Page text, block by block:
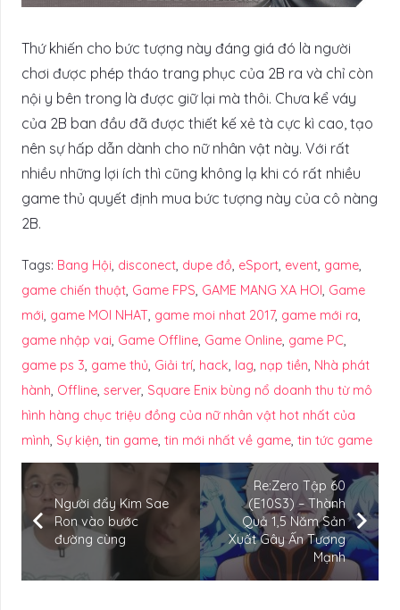
Thứ khiến cho bức tượng này đáng giá đó là người
chơi được phép tháo trang phục của 2B ra và chỉ còn
nội y bên trong là được giữ lại mà thôi. Chưa kể váy
của 2B ban đầu đã được thiết kế xẻ tà cực kì cao, tạo
nên sự hấp dẫn dành cho nữ nhân vật này. Với rất
nhiều những lợi ích thì cũng không lạ khi có rất nhiều
game thủ quyết định mua bức tượng này của cô nàng
2B.
Tags: Bang Hội, disconect, dupe đồ, eSport, event, game,
game chiến thuật, Game FPS, GAME MANG XA HOI, Game
mới, game MOI NHAT, game moi nhat 2017, game mới ra,
game nhập vai, Game Offline, Game Online, game PC,
game ps 3, game thủ, Giải trí, hack, lag, nạp tiền, Nhà phát
hành, Offline, server, Square Enix bùng nổ doanh thu từ mô
hình hàng chục triệu đồng của nữ nhân vật hot nhất của
mình, Sự kiện, tin game, tin mới nhất về game, tin tức game
Người đẩy Kim Sae
Ron vào bước
đường cùng
Re:Zero Tập 60
(E10S3) – Thành
Quả 1,5 Năm Sản
Xuất Gây Ấn Tượng
Mạnh